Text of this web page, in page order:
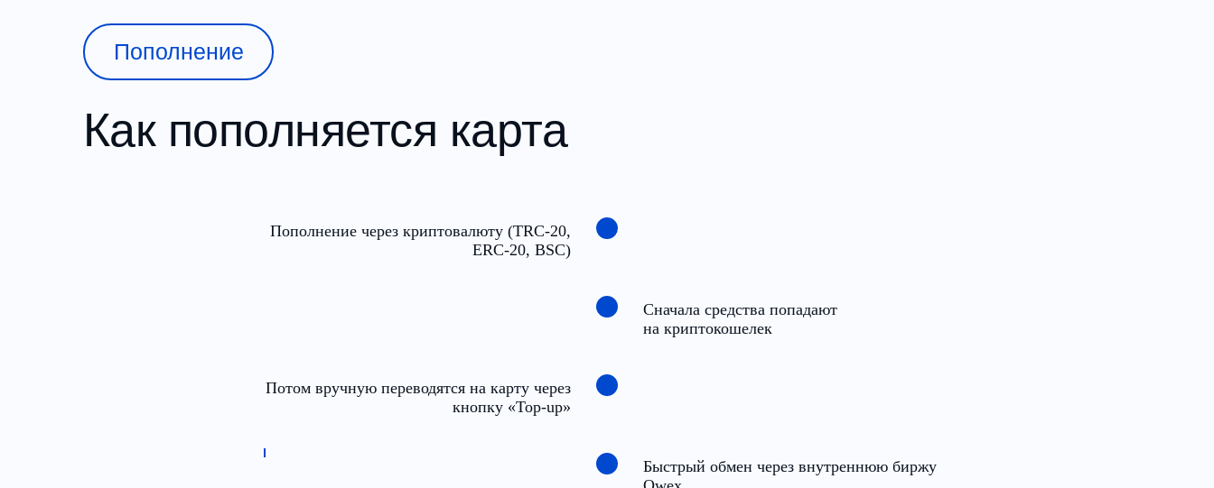
Как пополняется карта
Пополнение
Пополнение через криптовалюту (TRC-20,
ERC-20, BSC)
Сначала средства попадают
на криптокошелек
Потом вручную переводятся на карту через
кнопку «Top-up»
Быстрый обмен через внутреннюю биржу